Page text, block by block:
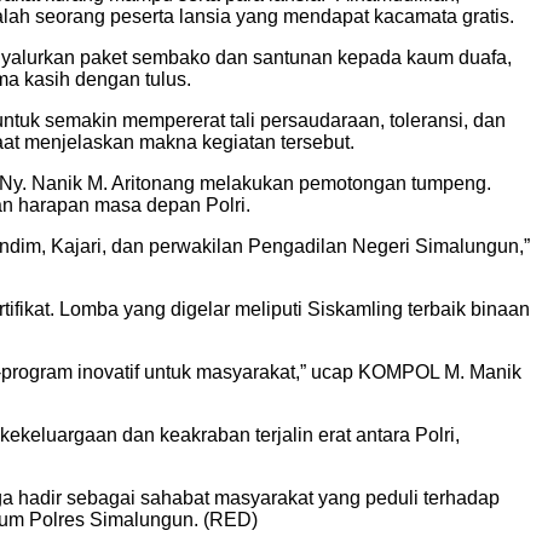
seorang peserta lansia yang mendapat kacamata gratis.
paket sembako dan santunan kepada kaum duafa,
kasih dengan tulus.
semakin mempererat tali persaudaraan, toleransi, dan
menjelaskan makna kegiatan tersebut.
Nanik M. Aritonang melakukan pemotongan tumpeng.
harapan masa depan Polri.
Kajari, dan perwakilan Pengadilan Negeri Simalungun,”
Lomba yang digelar meliputi Siskamling terbaik binaan
inovatif untuk masyarakat,” ucap KOMPOL M. Manik
dan keakraban terjalin erat antara Polri,
hadir sebagai sahabat masyarakat yang peduli terhadap
Polres Simalungun. (RED)